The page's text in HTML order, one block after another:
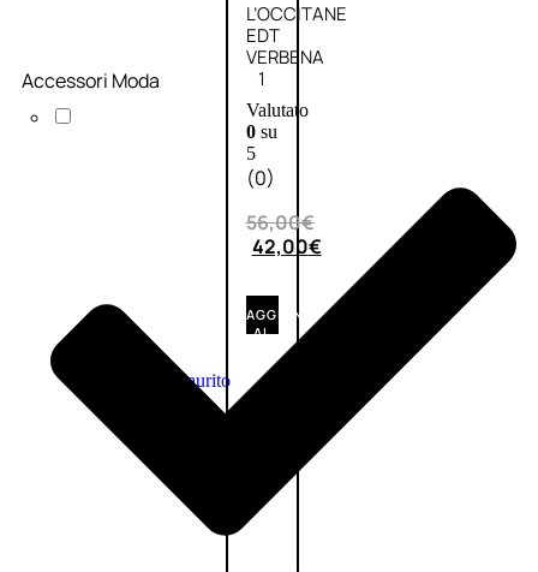
L’OCCITANE
EDT
VERBENA
1
Valutato
0su
5
(0)
56,00€
42,00€
AGGIUNGI
AL
CARRELLO
Esaurito
Accessori Moda